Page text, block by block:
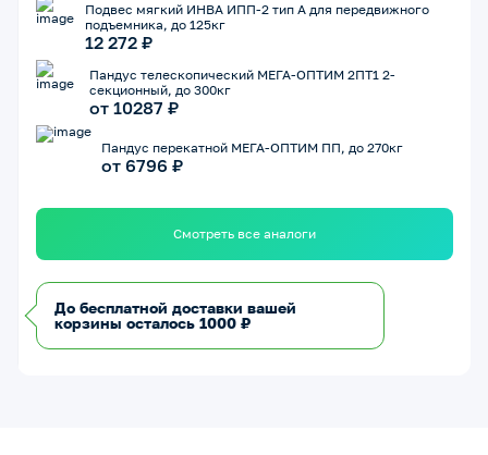
Подвес мягкий ИНВА ИПП-2 тип А для передвижного
подъемника, до 125кг
12 272 ₽
Пандус телескопический МЕГА-ОПТИМ 2ПТ1 2-
секционный, до 300кг
от 10287 ₽
Пандус перекатной МЕГА-ОПТИМ ПП, до 270кг
от 6796 ₽
Смотреть все аналоги
До бесплатной доставки вашей
корзины осталось 1000 ₽